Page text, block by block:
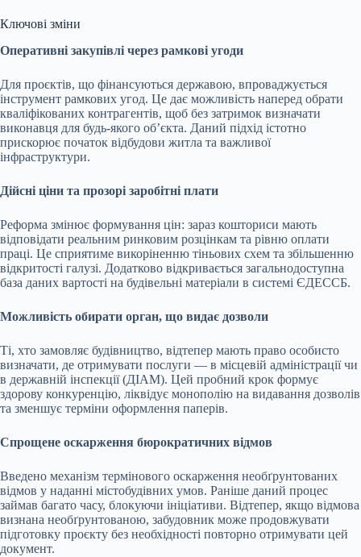
Ключові зміни
Оперативні закупівлі через рамкові угоди
Для проєктів, що фінансуються державою, впроваджується
інструмент рамкових угод. Це дає можливість наперед обрати
кваліфікованих контрагентів, щоб без затримок визначати
виконавця для будь-якого об’єкта. Даний підхід істотно
прискорює початок відбудови житла та важливої
інфраструктури.
Дійсні ціни та прозорі заробітні плати
Реформа змінює формування цін: зараз кошториси мають
відповідати реальним ринковим розцінкам та рівню оплати
праці. Це сприятиме викоріненню тіньових схем та збільшенню
відкритості галузі. Додатково відкривається загальнодоступна
база даних вартості на будівельні матеріали в системі ЄДЕССБ.
Можливість обирати орган, що видає дозволи
Ті, хто замовляє будівництво, відтепер мають право особисто
визначати, де отримувати послуги — в місцевій адміністрації чи
в державній інспекції (ДІАМ). Цей пробний крок формує
здорову конкуренцію, ліквідує монополію на видавання дозволів
та зменшує терміни оформлення паперів.
Спрощене оскарження бюрократичних відмов
Введено механізм термінового оскарження необґрунтованих
відмов у наданні містобудівних умов. Раніше даний процес
займав багато часу, блокуючи ініціативи. Відтепер, якщо відмова
визнана необґрунтованою, забудовник може продовжувати
підготовку проєкту без необхідності повторно отримувати цей
документ.